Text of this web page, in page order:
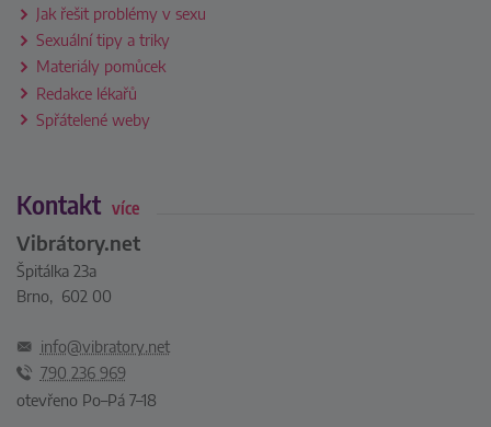
Jak řešit problémy v sexu
Sexuální tipy a triky
Materiály pomůcek
Redakce lékařů
Spřátelené weby
Kontakt více
Vibrátory.net
Špitálka 23a
Brno, 602 00
info@vibratory.net
790 236 969
otevřeno Po–Pá 7–18